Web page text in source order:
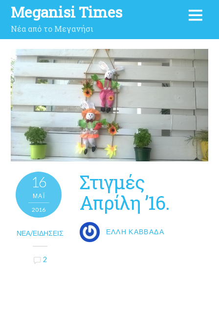
Meganisi Times
Νέα από το Μεγανήσι
16
ΜΑΪ́
2016
ΝΈΑ/ΕΙΔΉΣΕΙΣ
2
Στιγμές
Απρίλη ’16.
ΈΛΛΗ ΚΑΒΒΑΔΆ